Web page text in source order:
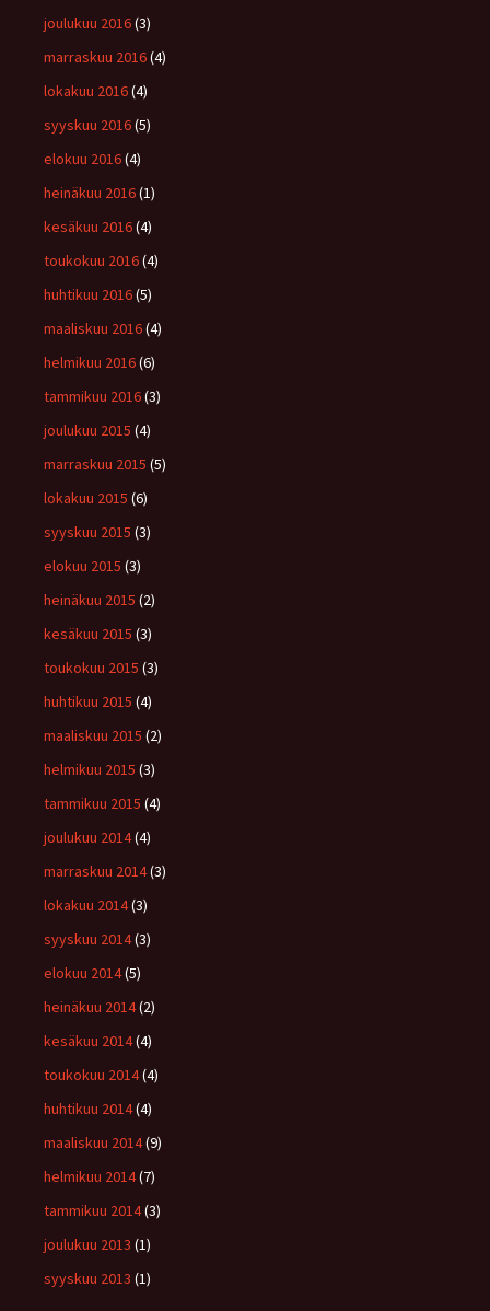
joulukuu 2016(3)
marraskuu 2016(4)
lokakuu 2016(4)
syyskuu 2016(5)
elokuu 2016(4)
heinäkuu 2016(1)
kesäkuu 2016(4)
toukokuu 2016(4)
huhtikuu 2016(5)
maaliskuu 2016(4)
helmikuu 2016(6)
tammikuu 2016(3)
joulukuu 2015 (4)
marraskuu 2015 (5)
lokakuu 2015 (6)
syyskuu 2015 (3)
elokuu 2015 (3)
heinäkuu 2015 (2)
kesäkuu 2015 (3)
toukokuu 2015 (3)
huhtikuu 2015 (4)
maaliskuu 2015 (2)
helmikuu 2015 (3)
tammikuu 2015 (4)
joulukuu 2014(4)
marraskuu 2014(3)
lokakuu 2014(3)
syyskuu 2014(3)
elokuu 2014(5)
heinäkuu 2014(2)
kesäkuu 2014(4)
toukokuu 2014(4)
huhtikuu 2014(4)
maaliskuu 2014(9)
helmikuu 2014(7)
tammikuu 2014(3)
joulukuu 2013 (1)
syyskuu 2013 (1)